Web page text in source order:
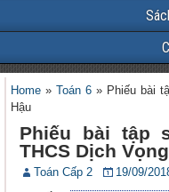
Home »Toán 6 » Phiếu bài
Hậu
Phiếu bài tập
THCS Dịch
Toán Cấp 2 19/09/